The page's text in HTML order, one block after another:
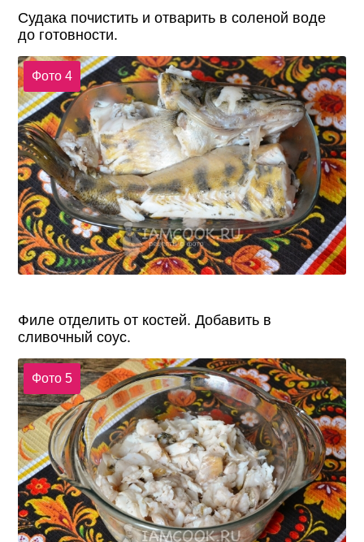
Судака почистить и отварить в соленой воде
до готовности.
Фото 4
Филе отделить от костей. Добавить в
сливочный соус.
Фото 5